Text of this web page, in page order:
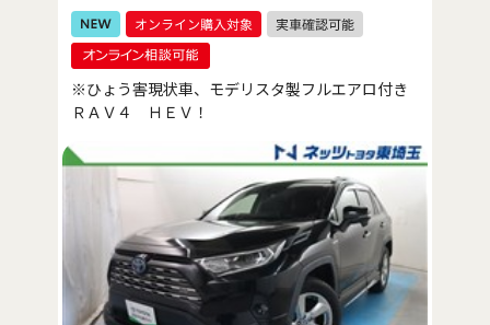
※ひょう害現状車、モデリスタ製フルエアロ付き
ＲＡＶ４ ＨＥＶ！